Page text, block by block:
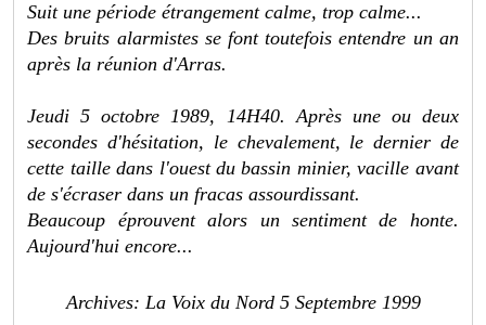
Suit une période étrangement calme, trop calme...
Des bruits alarmistes se font toutefois entendre un an
après la réunion d'Arras.
Jeudi 5 octobre 1989, 14H40. Après une ou deux
secondes d'hésitation, le chevalement, le dernier de
cette taille dans l'ouest du bassin minier, vacille avant
de s'écraser dans un fracas assourdissant.
Beaucoup éprouvent alors un sentiment de honte.
Aujourd'hui encore...
Archives: La Voix du Nord 5 Septembre 1999